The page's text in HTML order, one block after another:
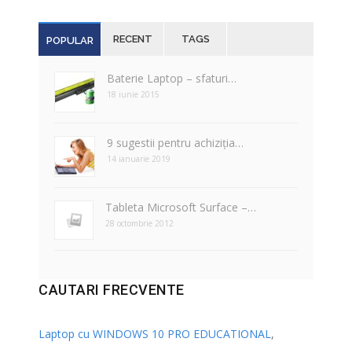
POPULAR RECENT TAGS
Baterie Laptop – sfaturi…
18 iunie 2015
9 sugestii pentru achiziția…
14 ianuarie 2019
Tableta Microsoft Surface –…
28 octombrie 2012
CAUTARI FRECVENTE
Laptop cu WINDOWS 10 PRO EDUCATIONAL,